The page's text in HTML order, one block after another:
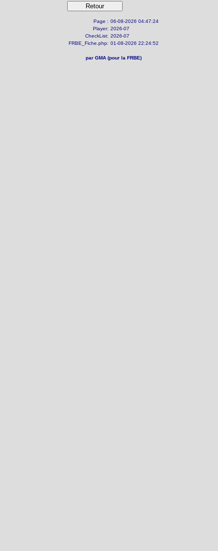
Page : 06-08-2026 04:47:24
Player: 2026-07
CheckList: 2026-07
FRBE_Fiche.php: 01-08-2026 22:24:52
par GMA (pour la FRBE)